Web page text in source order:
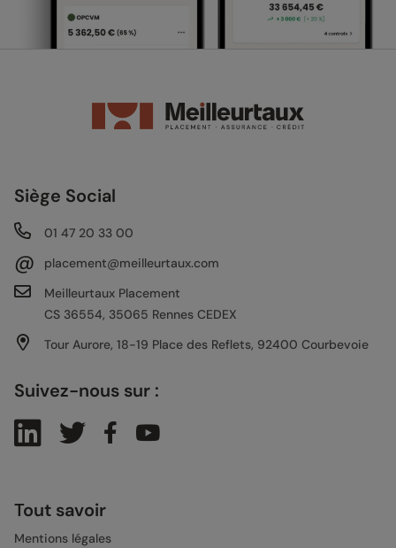
Siège Social
01 47 20 33 00
@
placement@meilleurtaux.com
Meilleurtaux Placement
CS 36554, 35065 Rennes CEDEX
Tour Aurore, 18-19 Place des Reflets, 92400 Courbevoie
Suivez-nous sur :
Tout savoir
Mentions légales